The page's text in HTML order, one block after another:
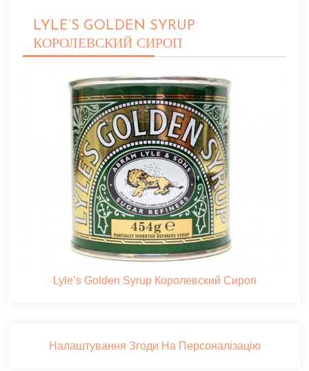
LYLE’S GOLDEN SYRUP
КОРОЛЕВСКИЙ СИРОП
Lyle’s Golden Syrup Королевский Сироп
Налаштування Згоди На Персоналізацію